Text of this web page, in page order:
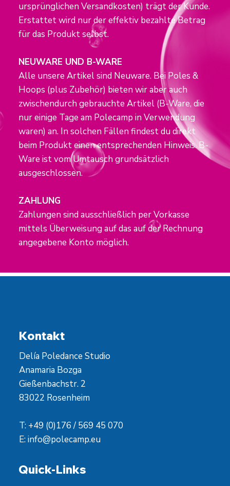
ursprünglichen Versandkosten) trägt der Kunde.
Erstattet wird nur der effektiv bezahlte Betrag
für das Produkt selbst.
NEUWARE UND B-WARE
Alle unsere Artikel sind Neuware. Bei Poles &
Hoops (plus Zubehör) bieten wir aber auch
zwischendurch gebrauchte Artikel (B-Ware, die
nur einige Tage am Polecamp in Verwendung
waren) an. In solchen Fällen findest du direkt
beim Produkt einen entsprechenden Hinweis. B-
Ware ist vom Umtausch grundsätzlich
ausgeschlossen.
ZAHLUNG
Zahlungen sind ausschließlich per Vorkasse
mittels Überweisung auf das auf der Rechnung
angegebene Konto möglich.
Kontakt
Delía Poledance Studio
Anamaria Bozga
Gießenbachstr. 2
83022 Rosenheim
T: +49 (0)176 / 569 45 070
E:info@polecamp.eu
Quick-Links